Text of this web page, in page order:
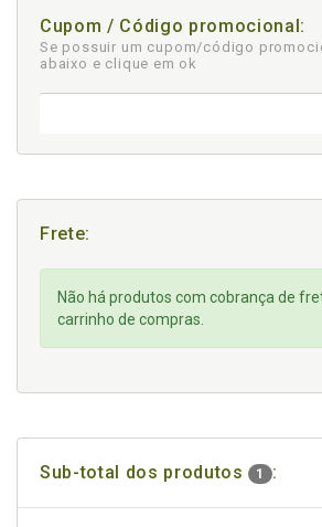
Cupom / Código promocional:
Se possuir um cupom/código
abaixo e clique em ok
Frete:
Não há produtos com cobrança de
carrinho de compras.
Sub-total dos produtos 1 :